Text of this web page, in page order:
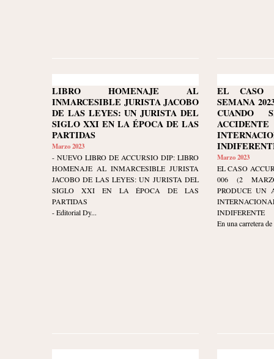
LIBRO HOMENAJE AL
INMARCESIBLE JURISTA JACOBO
DE LAS LEYES: UN JURISTA DEL
SIGLO XXI EN LA ÉPOCA DE LAS
PARTIDAS
Marzo 2023
- NUEVO LIBRO DE ACCURSIO DIP: LIBRO
HOMENAJE AL INMARCESIBLE JURISTA
JACOBO DE LAS LEYES: UN JURISTA DEL
SIGLO XXI EN LA ÉPOCA DE LAS
PARTIDAS
- Editorial Dy...
EL CASO
SEMANA
CUANDO
Marzo 2023
EL CASO
006 (2
PRODUCE UN
INDIFERENTE
En una carretera